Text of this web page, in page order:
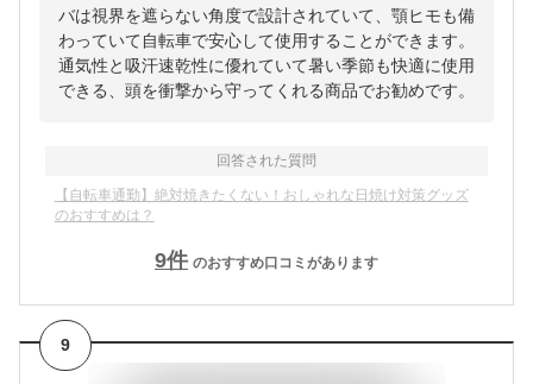
バは視界を遮らない角度で設計されていて、顎ヒモも備
わっていて自転車で安心して使用することができます。
通気性と吸汗速乾性に優れていて暑い季節も快適に使用
できる、頭を衝撃から守ってくれる商品でお勧めです。
回答された質問
【自転車通勤】絶対焼きたくない！おしゃれな日焼け対策グッズ
のおすすめは？
9件 のおすすめ口コミがあります
9